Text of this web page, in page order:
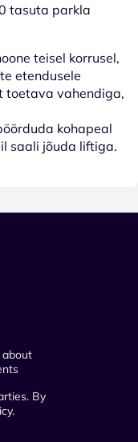
tasuta parkla
teisel korrusel,
etendusele
toetava vahendiga,
kohapeal
saali jõuda liftiga.
By